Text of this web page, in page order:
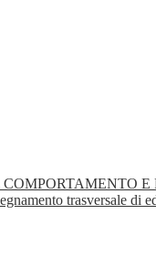
E
trasversale di